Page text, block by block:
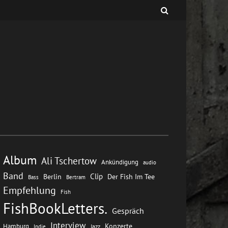
Album Ali Tschertow Ankündigung audio
Band Bass Berlin Bertram Clip Der Fish Im Tee
Empfehlung Fish
FishBookLetters. Gespräch
Hamburg Indie Interview Jazz Konzerte